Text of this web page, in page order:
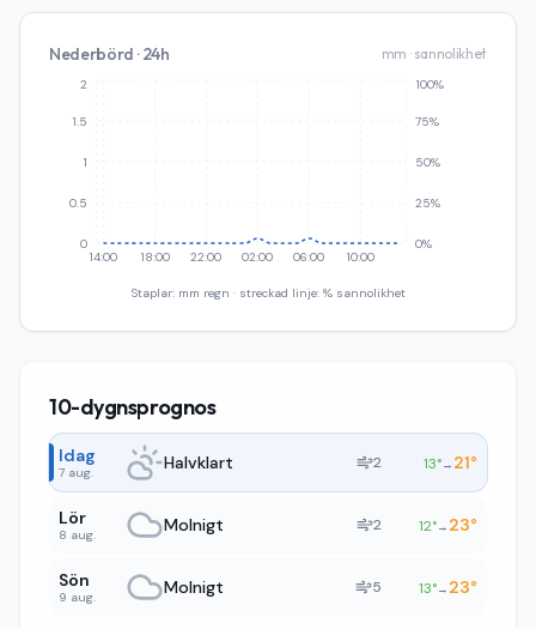
Nederbörd · 24h mm · sannolikhet
14:00 18:00 22:00 02:00 06:00 10:00
0
0.5
1
1.5
2
0%
25%
50%
75%
100%
Staplar: mm regn · streckad linje: % sannolikhet
10-dygnsprognos
Idag
7 aug. Halvklart 2 13°→ 21°
Lör
8 aug. Molnigt 2 12°→ 23°
Sön
9 aug. Molnigt 5 13°→ 23°